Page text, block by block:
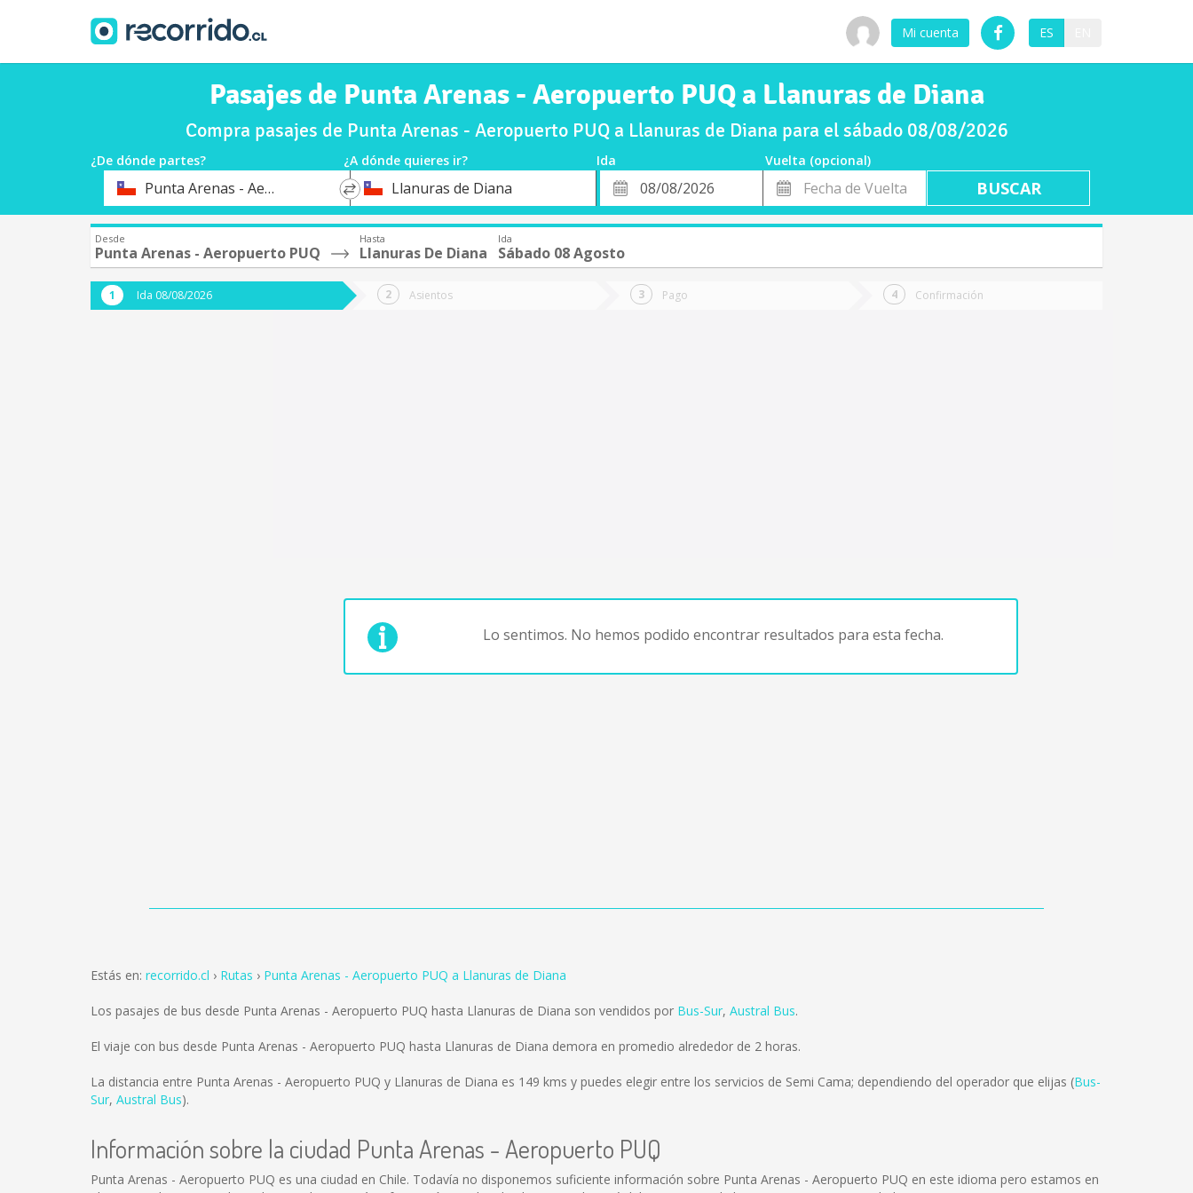
Mi cuenta ES
Pasajes de Punta Arenas - Aeropuerto PUQ a Llanuras de Diana
Compra pasajes de Punta Arenas - Aeropuerto PUQ a Llanuras de Diana para el sábado 08/08/2026
¿De dónde partes? ¿A dónde quieres ir? Ida
Vuelta (opcional)
Origen
Punta Arenas - Aeropuerto PUQ
*
DestinoLlanuras de Diana
Fecha
de
Fecha
de
Vuelta
Desde
Punta Arenas - Aeropuerto PUQ
Hasta
Llanuras De Diana
Ida
Sábado 08 Agosto
Ida 08/08/2026 Asientos Pago Confirmación
Lo sentimos. No hemos podido encontrar resultados para esta fecha.
Estás en: recorrido.cl Rutas Punta Arenas - Aeropuerto PUQ a Llanuras de Diana
Los pasajes de bus desde Punta Arenas - Aeropuerto PUQ hasta Llanuras de Diana son vendidos por Bus-Sur, Austral Bus.
El viaje con bus desde Punta Arenas - Aeropuerto PUQ hasta Llanuras de Diana demora en promedio alrededor de 2 horas.
La distancia entre Punta Arenas - Aeropuerto PUQ y Llanuras de Diana es 149 kms y puedes elegir entre los servicios de Semi Cama; dependiendo del operador que elijas (Bus-
Sur, Austral Bus).
Información sobre la ciudad Punta Arenas - Aeropuerto PUQ
Punta Arenas - Aeropuerto PUQ es una ciudad en Chile. Todavía no disponemos suficiente información sobre Punta Arenas - Aeropuerto PUQ en este idioma pero estamos en